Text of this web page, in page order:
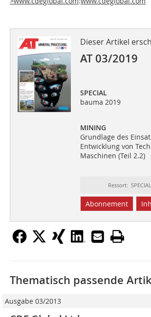
Dieser Artikel
AT 03/2019
SPECIAL
bauma 2019
MINING
Grundlage des
Entwicklung von
Maschinen (Teil 2.2)
Ressort:
Abonnement
Thematisch passende
Ausgabe 03/2013